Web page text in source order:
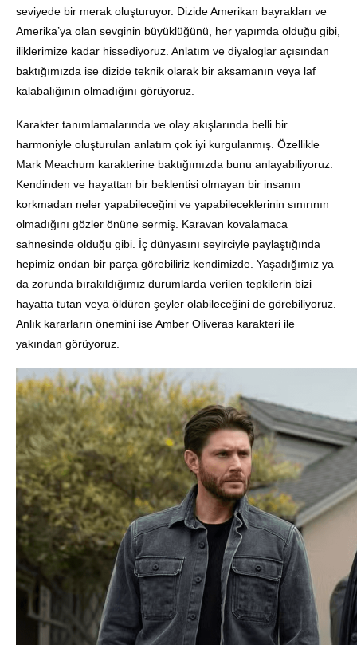
seviyede bir merak oluşturuyor. Dizide Amerikan bayrakları ve
Amerika’ya olan sevginin büyüklüğünü, her yapımda olduğu gibi,
iliklerimize kadar hissediyoruz. Anlatım ve diyaloglar açısından
baktığımızda ise dizide teknik olarak bir aksamanın veya laf
kalabalığının olmadığını görüyoruz.
Karakter tanımlamalarında ve olay akışlarında belli bir
harmoniyle oluşturulan anlatım çok iyi kurgulanmış. Özellikle
Mark Meachum karakterine baktığımızda bunu anlayabiliyoruz.
Kendinden ve hayattan bir beklentisi olmayan bir insanın
korkmadan neler yapabileceğini ve yapabileceklerinin sınırının
olmadığını gözler önüne sermiş. Karavan kovalamaca
sahnesinde olduğu gibi. İç dünyasını seyirciyle paylaştığında
hepimiz ondan bir parça görebiliriz kendimizde. Yaşadığımız ya
da zorunda bırakıldığımız durumlarda verilen tepkilerin bizi
hayatta tutan veya öldüren şeyler olabileceğini de görebiliyoruz.
Anlık kararların önemini ise Amber Oliveras karakteri ile
yakından görüyoruz.